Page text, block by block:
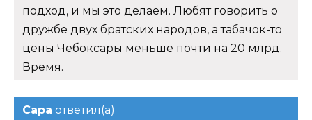
подход, и мы это делаем. Любят говорить о
дружбе двух братских народов, а табачок-то
цены Чебоксары меньше почти на 20 млрд.
Время.
Сара ответил(а)